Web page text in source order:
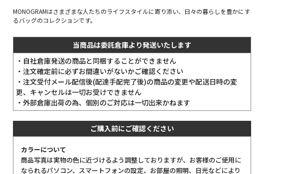
MONOGRAMはさまざまな人たちのライフスタイルに寄り添い、日々の暮らしを豊かにす
るバッグのコレクションです。
当商品は委託倉庫より発送いたします
・自社倉庫発送の商品と同梱することができません
・注文確定前に必ずお間違いがないかご確認ください
・注文受付メール配信後(配達手配完了後)の商品の変更や配送日時の変
更、キャンセルは一切お受けできません
・外部倉庫出荷の為、個別のご対応は一切出来かねます
ご購入前にご確認ください
カラーについて
商品写真は実物の色に近づけるよう調整しておりますが、お客様のご使用に
なられるパソコン、スマートフォンの設定、お部屋の照明、日光などにより